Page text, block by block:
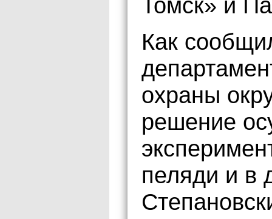
Как
охраны
решение
пеляди и в